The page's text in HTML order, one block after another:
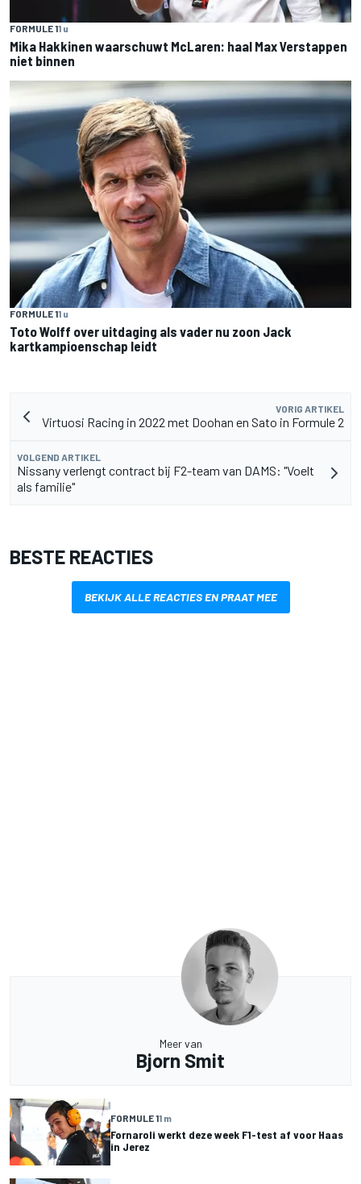
FORMULE 11 u
Mika Hakkinen waarschuwt McLaren: haal Max Verstappen
niet binnen
FORMULE 11 u
Toto Wolff over uitdaging als vader nu zoon Jack
kartkampioenschap leidt
VORIG ARTIKEL
Virtuosi Racing in 2022 met Doohan en Sato in Formule 2
VOLGEND ARTIKEL
Nissany verlengt contract bij F2-team van DAMS: "Voelt
als familie"
BESTE REACTIES
BEKIJK ALLE REACTIES EN PRAAT MEE
Meer van
Bjorn Smit
FORMULE 11 m
Fornaroli werkt deze week F1-test af voor Haas
in Jerez